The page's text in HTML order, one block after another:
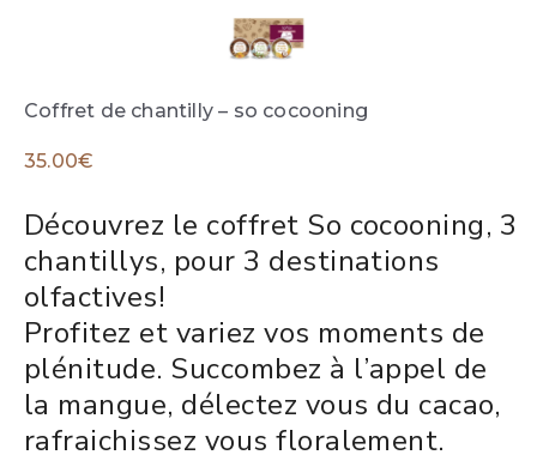
Coffret de chantilly – so cocooning
35.00€
Découvrez le coffret So cocooning, 3
chantillys, pour 3 destinations
olfactives!
Profitez et variez vos moments de
plénitude. Succombez à l’appel de
la mangue, délectez vous du cacao,
rafraichissez vous floralement.